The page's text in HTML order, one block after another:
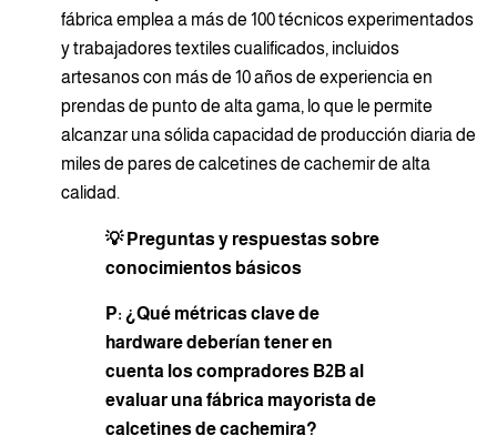
fábrica emplea a más de 100 técnicos experimentados
y trabajadores textiles cualificados, incluidos
artesanos con más de 10 años de experiencia en
prendas de punto de alta gama, lo que le permite
alcanzar una sólida capacidad de producción diaria de
miles de pares de calcetines de cachemir de alta
calidad.
💡 Preguntas y respuestas sobre
conocimientos básicos
P: ¿Qué métricas clave de
hardware deberían tener en
cuenta los compradores B2B al
evaluar una fábrica mayorista de
calcetines de cachemira?